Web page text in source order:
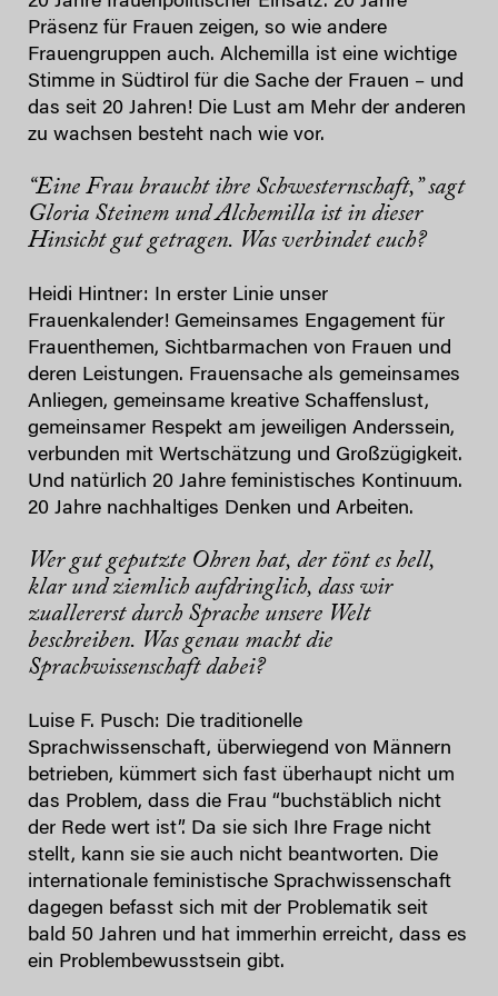
Präsenz für Frauen zeigen, so wie andere
Frauengruppen auch. Alchemilla ist eine wichtige
Stimme in Südtirol für die Sache der Frauen – und
das seit 20 Jahren! Die Lust am Mehr der anderen
zu wachsen besteht nach wie vor.
“Eine Frau braucht ihre Schwesternschaft,” sagt
Gloria Steinem und Alchemilla ist in dieser
Hinsicht gut getragen. Was verbindet euch?
Heidi Hintner: In erster Linie unser
Frauenkalender! Gemeinsames Engagement für
Frauenthemen, Sichtbarmachen von Frauen und
deren Leistungen. Frauensache als gemeinsames
Anliegen, gemeinsame kreative Schaffenslust,
gemeinsamer Respekt am jeweiligen Anderssein,
verbunden mit Wertschätzung und Großzügigkeit.
Und natürlich 20 Jahre feministisches Kontinuum.
20 Jahre nachhaltiges Denken und Arbeiten.
Wer gut geputzte Ohren hat, der tönt es hell,
klar und ziemlich aufdringlich, dass wir
zuallererst durch Sprache unsere Welt
beschreiben. Was genau macht die
Sprachwissenschaft dabei?
Luise F. Pusch: Die traditionelle
Sprachwissenschaft, überwiegend von Männern
betrieben, kümmert sich fast überhaupt nicht um
das Problem, dass die Frau “buchstäblich nicht
der Rede wert ist”. Da sie sich Ihre Frage nicht
stellt, kann sie sie auch nicht beantworten. Die
internationale feministische Sprachwissenschaft
dagegen befasst sich mit der Problematik seit
bald 50 Jahren und hat immerhin erreicht, dass es
ein Problembewusstsein gibt.